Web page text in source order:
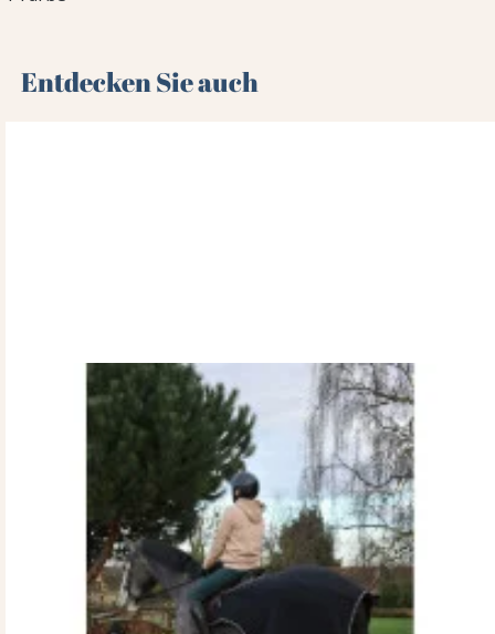
Entdecken Sie auch 🌻